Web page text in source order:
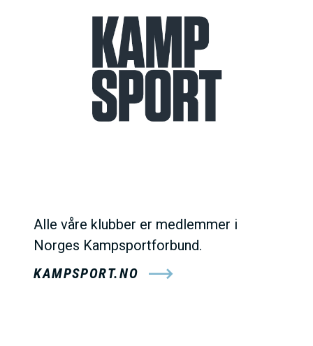
Alle våre klubber er medlemmer i
Norges Kampsportforbund.
KAMPSPORT.NO